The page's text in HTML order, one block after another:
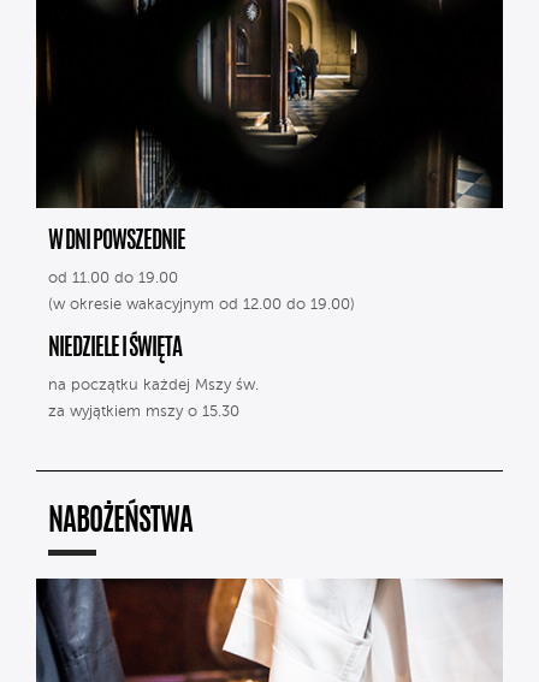
W DNI POWSZEDNIE
od 11.00 do 19.00
(w okresie wakacyjnym od 12.00 do 19.00)
NIEDZIELE I ŚWIĘTA
na początku każdej Mszy św.
za wyjątkiem mszy o 15.30
NABOŻEŃSTWA